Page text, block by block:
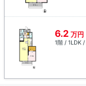
6.2 万円
1階 / 1LDK /